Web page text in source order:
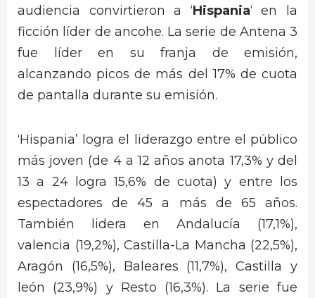
audiencia convirtieron a ‘Hispania‘ en la
ficción líder de ancohe. La serie de Antena 3
fue líder en su franja de emisión,
alcanzando picos de más del 17% de cuota
de pantalla durante su emisión.
‘Hispania’ logra el liderazgo entre el público
más joven (de 4 a 12 años anota 17,3% y del
13 a 24 logra 15,6% de cuota) y entre los
espectadores de 45 a más de 65 años.
También lidera en Andalucía (17,1%),
valencia (19,2%), Castilla-La Mancha (22,5%),
Aragón (16,5%), Baleares (11,7%), Castilla y
león (23,9%) y Resto (16,3%). La serie fue